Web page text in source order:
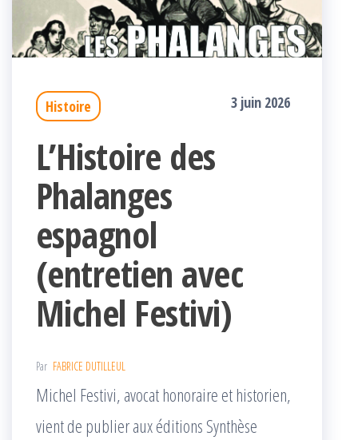
Histoire 3 juin 2026
L’Histoire des
Phalanges
espagnol
(entretien avec
Michel Festivi)
Par FABRICE DUTILLEUL
Michel Festivi, avocat honoraire et historien,
vient de publier aux éditions Synthèse